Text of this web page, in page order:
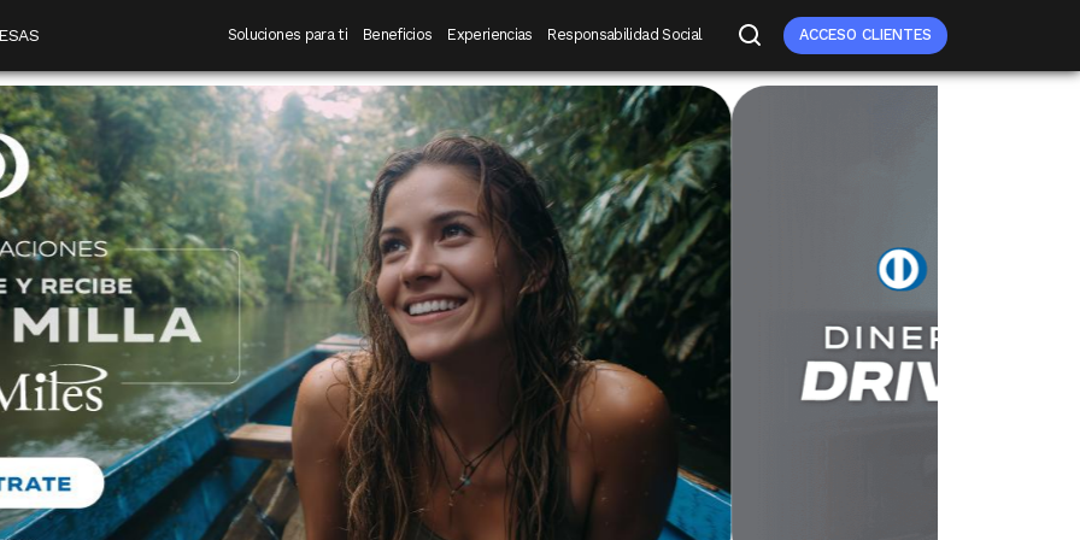
Navegación principal
Soluciones para ti Beneficios Experiencias Responsabilidad Social ACCESO CLIENTES